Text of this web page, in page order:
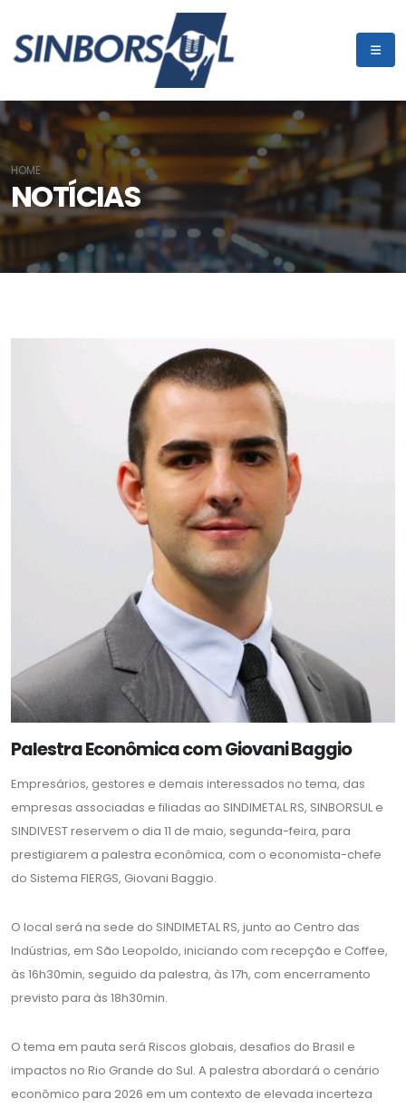
NOTÍCIAS
HOME
Palestra Econômica com Giovani Baggio
Empresários, gestores e demais interessados no tema, das
empresas associadas e filiadas ao SINDIMETAL RS, SINBORSUL e
SINDIVEST reservem o dia 11 de maio, segunda-feira, para
prestigiarem a palestra econômica, com o economista-chefe
do Sistema FIERGS, Giovani Baggio.
O local será na sede do SINDIMETAL RS, junto ao Centro das
Indústrias, em São Leopoldo, iniciando com recepção e Coffee,
às 16h30min, seguido da palestra, às 17h, com encerramento
previsto para às 18h30min.
O tema em pauta será Riscos globais, desafios do Brasil e
impactos no Rio Grande do Sul. A palestra abordará o cenário
econômico para 2026 em um contexto de elevada incerteza